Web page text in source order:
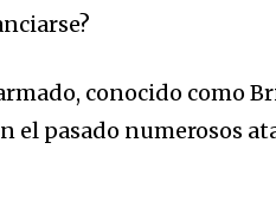
conocido como
el pasado numerosos